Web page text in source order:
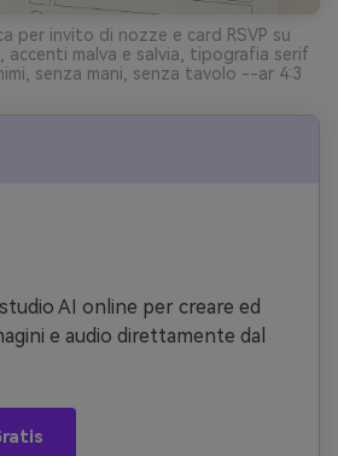
per invito di nozze e card RSVP su
accenti malva e salvia, tipografia serif
senza mani, senza tavolo --ar 4:3
AI online per creare ed
e audio direttamente dal